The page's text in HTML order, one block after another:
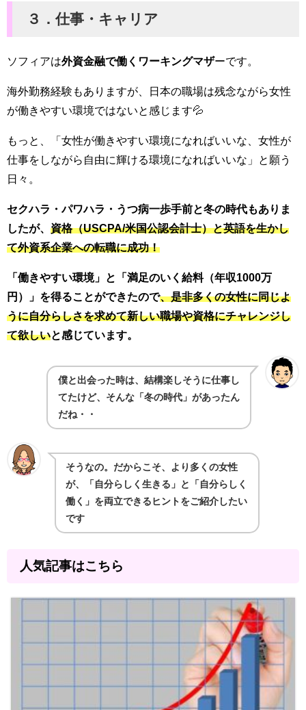
３．仕事・キャリア
ソフィアは外資金融で働くワーキングマザーです。
海外勤務経験もありますが、日本の職場は残念ながら女性
が働きやすい環境ではないと感じます💦
もっと、「女性が働きやすい環境になればいいな、女性が
仕事をしながら自由に輝ける環境になればいいな」と願う
日々。
セクハラ・パワハラ・うつ病一歩手前と冬の時代もありま
したが、 資格（USCPA/米国公認会計士）と英語を生かし
て外資系企業への転職に成功！
「働きやすい環境」と「満足のいく給料（年収1000万
円）」を得ることができたので、是非多くの女性に同じよ
うに自分らしさを求めて新しい職場や資格にチャレンジし
て欲しいと感じています。
僕と出会った時は、結構楽しそうに仕事し
てたけど、そんな「冬の時代」があったん
だね・・
そうなの。だからこそ、より多くの女性
が、「自分らしく生きる」と「自分らしく
働く」を両立できるヒントをご紹介したい
です
人気記事はこちら